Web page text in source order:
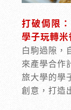
打破侷限
學子玩轉
白駒過隙，
來產學合作
旅大學的學
創意，打造